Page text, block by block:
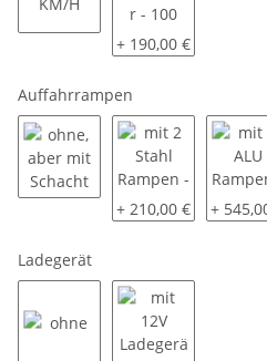
80 KM/HRadstoßdämpfer -
+ 190,00 €
Auffahrrampen
ohne, aber mit Schacht
mit 2 Stahl Rampen
+ 210,00 € mit 2
+
Ladegerät